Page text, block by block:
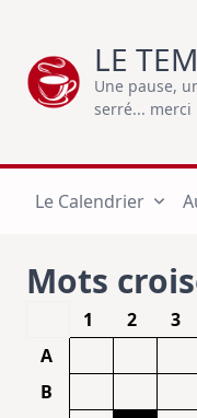
content
LE
Une pause,
serré... merci
Le Calendrier
Mots